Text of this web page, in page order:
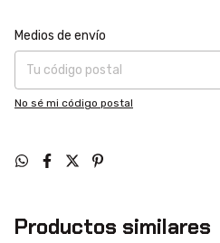
Entregas para el CP:
Medios de envío
No sé mi código postal
Productos similares